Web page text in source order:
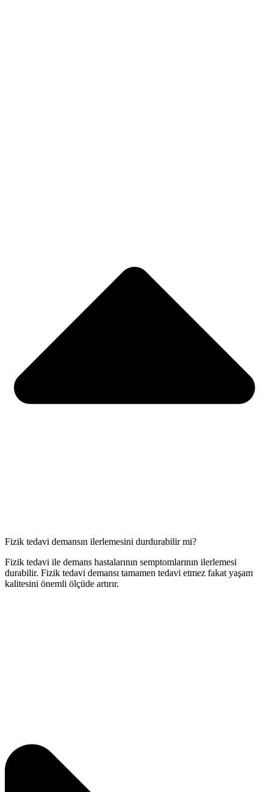
Fizik tedavi demansın ilerlemesini durdurabilir mi?
Fizik tedavi ile demans hastalarının semptomlarının ilerlemesi
durabilir. Fizik tedavi demansı tamamen tedavi etmez fakat yaşam
kalitesini önemli ölçüde artırır.